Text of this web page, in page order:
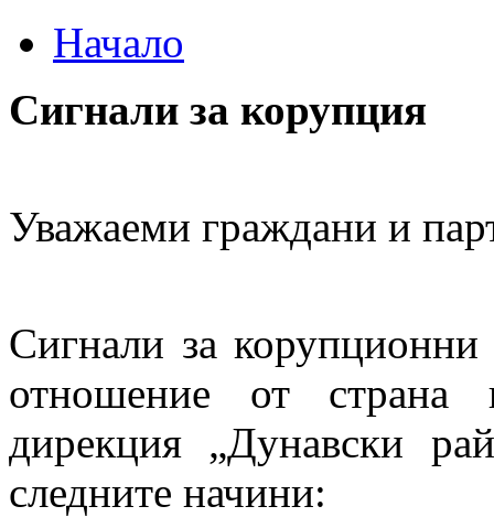
Начало
Сигнали за корупция
Уважаеми граждани и
Сигнали за
отношение от страна
дирекция „Дунавски
следните начини: